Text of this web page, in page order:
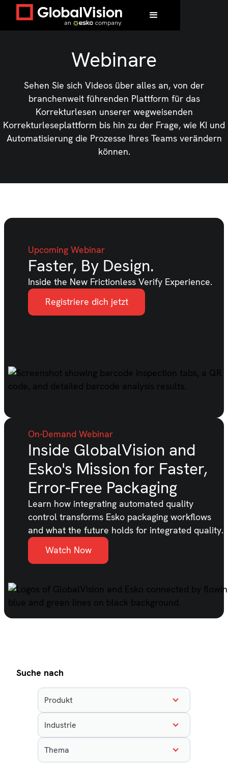
Webinare
Sehen Sie sich Videos über alles an, von der
branchenweit führenden Plattform für das
Korrekturlesen unserer wegweisenden
Korrekturleseplattform bis hin zu der Frage, wie KI und
Automatisierung die Prozesse Ihres Teams verändern
können.
Upcoming Webinar
Faster, By Design.
Inside the New Frictionless Verify Experience.
Registriere dich jetzt
On-Demand Webinar
Inside GlobalVision and
Esko's Mission for Faster,
Error-Free Packaging
Learn how integrating automated quality
control transforms Esko packaging workflows
and what the future holds for integrated quality.
Watch Now
Suche nach
Produkt
Industrie
Thema